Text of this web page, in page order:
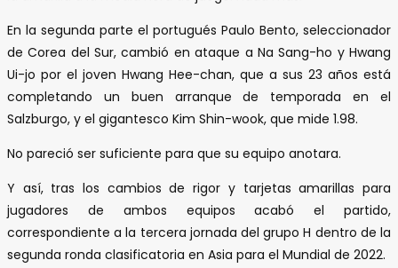
En la segunda parte el portugués Paulo Bento, seleccionador
de Corea del Sur, cambió en ataque a Na Sang-ho y Hwang
Ui-jo por el joven Hwang Hee-chan, que a sus 23 años está
completando un buen arranque de temporada en el
Salzburgo, y el gigantesco Kim Shin-wook, que mide 1.98.
No pareció ser suficiente para que su equipo anotara.
Y así, tras los cambios de rigor y tarjetas amarillas para
jugadores de ambos equipos acabó el partido,
correspondiente a la tercera jornada del grupo H dentro de la
segunda ronda clasificatoria en Asia para el Mundial de 2022.